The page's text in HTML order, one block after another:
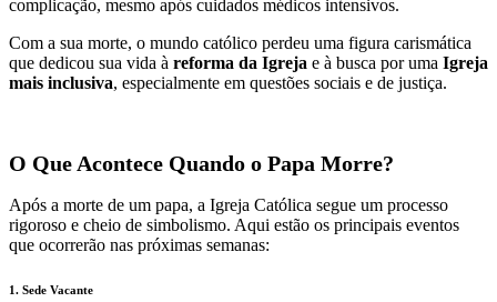
complicação, mesmo após cuidados médicos intensivos.
Com a sua morte, o mundo católico perdeu uma figura carismática
que dedicou sua vida à reforma da Igreja e à busca por uma Igreja
mais inclusiva, especialmente em questões sociais e de justiça.
O Que Acontece Quando o Papa Morre?
Após a morte de um papa, a Igreja Católica segue um processo
rigoroso e cheio de simbolismo. Aqui estão os principais eventos
que ocorrerão nas próximas semanas:
1. Sede Vacante